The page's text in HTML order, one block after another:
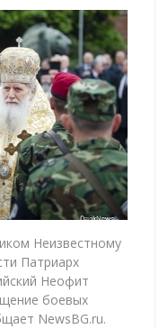
Неизвестному
Патриарх
Неофит
боевых
NewsBG.ru.